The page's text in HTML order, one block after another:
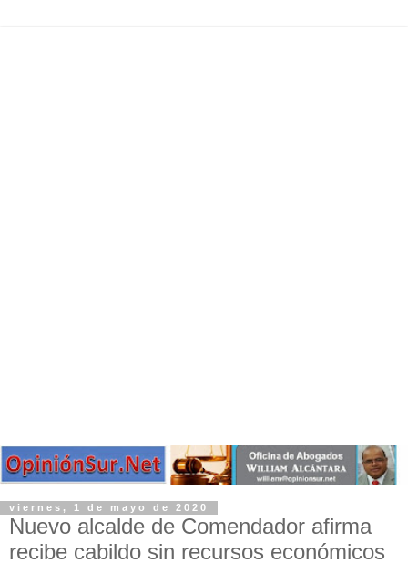
viernes, 1 de mayo de 2020
Nuevo alcalde de Comendador afirma
recibe cabildo sin recursos económicos